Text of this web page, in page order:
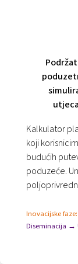
Kalkulator
koji
budućih
poduzeće.
opsegu pr...
Inovacijske faze:
Diseminacija →